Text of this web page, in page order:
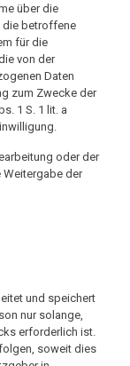
über die
die betroffene
für die
von der
Daten
zum Zwecke der
1 S. 1 lit. a
oder der
Weitergabe der
und speichert
nur solange,
erforderlich ist.
soweit dies